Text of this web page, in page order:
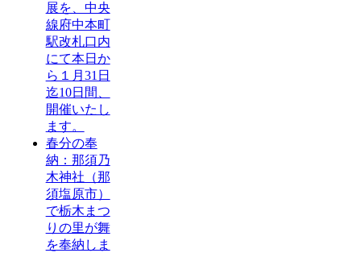
展を、中央
線府中本町
駅改札口内
にて本日か
ら１月31日
迄10日間、
開催いたし
ます。
春分の奉
納：那須乃
木神社（那
須塩原市）
で栃木まつ
りの里が舞
を奉納しま